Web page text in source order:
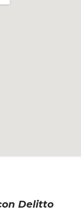
Delitto